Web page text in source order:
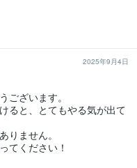
2025年9月4日
ございます。
ると、とてもやる気が出て
りません。
てください！